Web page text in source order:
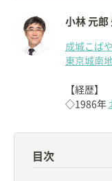
小林 元郎
成城こば
東京城南
【経歴】
◇1986年
Centerに
目次